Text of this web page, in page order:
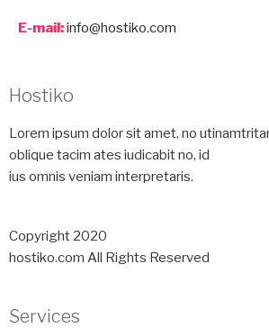
E-mail:info@hostiko.com
Hostiko
Lorem ipsum dolor sit amet, no
oblique tacim ates iudicabit no, id
ius omnis veniam interpretaris.
Copyright 2020
hostiko.com All Rights Reserved
Services